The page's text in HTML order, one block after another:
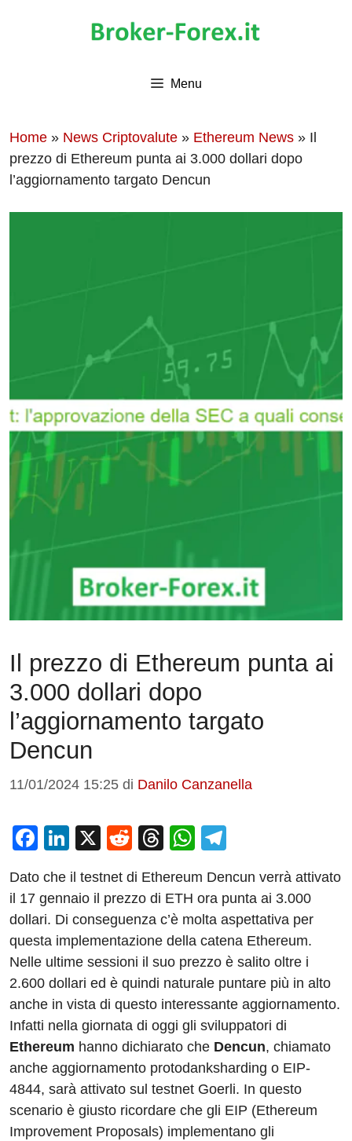
Menu
Home » News Criptovalute » Ethereum News » Il
prezzo di Ethereum punta ai 3.000 dollari dopo
l’aggiornamento targato Dencun
Il prezzo di Ethereum punta ai
3.000 dollari dopo
l’aggiornamento targato
Dencun
11/01/2024 15:25 di Danilo Canzanella
F
c
e
b
o
o
k
Li
k
e
dI
n
X
R
d
di
t
T
e
a
d
s
W
at
s
A
p
p
e
gr
a
m
Dato che il testnet di Ethereum Dencun verrà attivato
il 17 gennaio il prezzo di ETH ora punta ai 3.000
dollari. Di conseguenza c’è molta aspettativa per
questa implementazione della catena Ethereum.
Nelle ultime sessioni il suo prezzo è salito oltre i
2.600 dollari ed è quindi naturale puntare più in alto
anche in vista di questo interessante aggiornamento.
Infatti nella giornata di oggi gli sviluppatori di
Ethereum hanno dichiarato che Dencun, chiamato
anche aggiornamento protodanksharding o EIP-
4844, sarà attivato sul testnet Goerli. In questo
scenario è giusto ricordare che gli EIP (Ethereum
Improvement Proposals) implementano gli